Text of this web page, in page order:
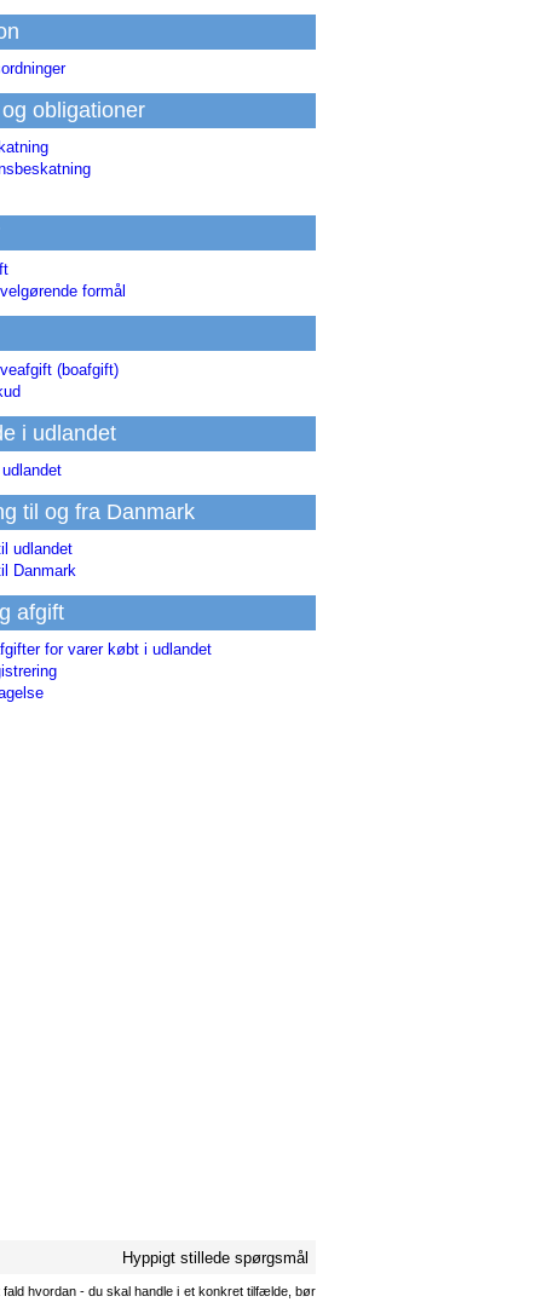
obligationer
formål
(boafgift)
i udlandet
til og fra Danmark
udlandet
Danmark
afgift
for varer købt i udlandet
Hyppigt stillede spørgsmål
hvordan - du skal handle i et konkret tilfælde, bør